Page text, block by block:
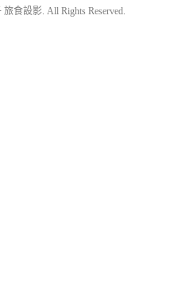
食設影. All Rights Reserved.